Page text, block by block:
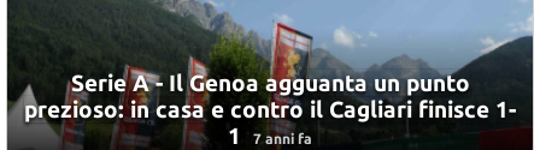
Serie A - Il Genoa agguanta un punto
prezioso: in casa e contro il Cagliari finisce 1-
1
7 anni fa